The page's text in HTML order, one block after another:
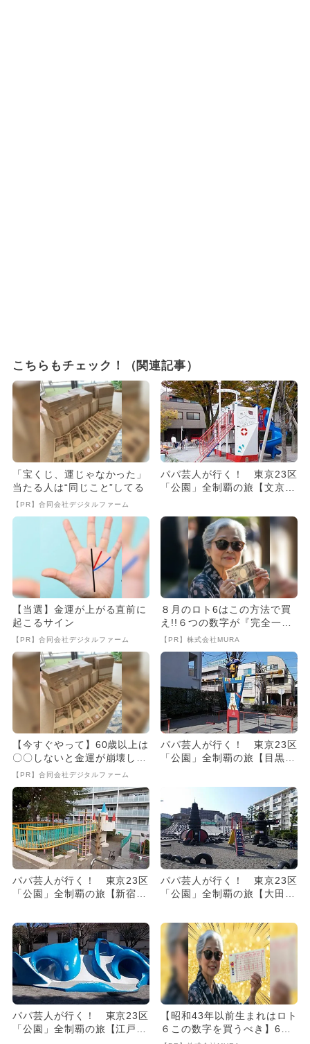
こちらもチェック！（関連記事）
「宝くじ、運じゃなかった」
当たる人は“同じこと”してる
【PR】合同会社デジタルファーム
パパ芸人が行く！ 東京23区
「公園」全制覇の旅【文京区
【当選】金運が上がる直前に
起こるサイン
【PR】合同会社デジタルファーム
８月のロト6はこの方法で買
え!!６つの数字が『完全一
致』する方法
【PR】株式会社MURA
【今すぐやって】60歳以上は
〇〇しないと金運が崩壊しま
す
【PR】合同会社デジタルファーム
パパ芸人が行く！ 東京23区
「公園」全制覇の旅【目黒区
パパ芸人が行く！ 東京23区
「公園」全制覇の旅【新宿区
パパ芸人が行く！ 東京23区
「公園」全制覇の旅【大田区
パパ芸人が行く！ 東京23区
「公園」全制覇の旅【江戸川
【昭和43年以前生まれはロト
６この数字を買うべき】6つ